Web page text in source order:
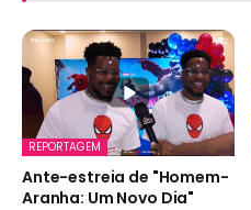
REPORTAGEM
Ante-estreia de "Homem-
Aranha: Um Novo Dia"